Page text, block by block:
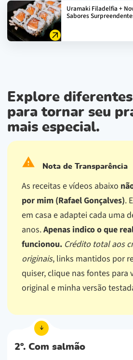
Uramaki Filadelfia +
Sabores
Explore
para tornar seu
mais especial.
Nota de Transparência
As receitas e vídeos abaixo
por mim (Rafael Gonçalves).
em casa e adaptei cada uma
anos.Apenas indico o que
funcionou. Crédito total aos
originais, links mantidos por
quiser, clique nas fontes para
original e minha versão
2º. Com salmão